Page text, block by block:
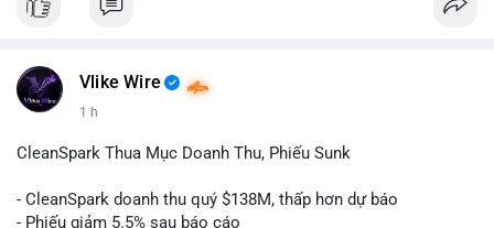
📞 WhatsApp: +1 660 215-8938
Vlike Wire
1 h
CleanSpark Thua Mục Doanh Thu, Phiếu Sunk
- CleanSpark doanh thu quý $138M, thấp hơn dự báo
- Phiếu giảm 5.5% sau báo cáo